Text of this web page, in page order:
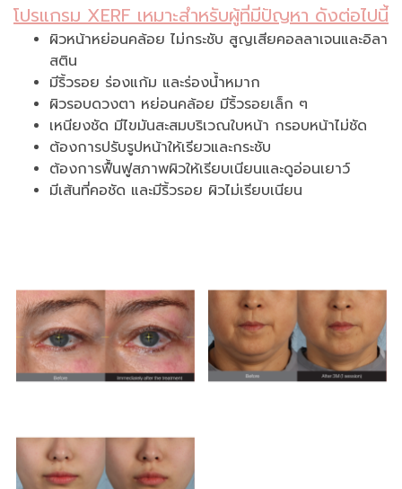
โปรแกรม XERF เหมาะสำหรับผู้ที่มีปัญหา ดังต่อไปนี้
ผิวหน้าหย่อนคล้อย ไม่กระชับ สูญเสียคอลลาเจนและอิลา
สติน
มีริ้วรอย ร่องแก้ม และร่องน้ำหมาก
ผิวรอบดวงตา หย่อนคล้อย มีริ้วรอยเล็ก ๆ
เหนียงชัด มีไขมันสะสมบริเวณใบหน้า กรอบหน้าไม่ชัด
ต้องการปรับรูปหน้าให้เรียวและกระชับ
ต้องการฟื้นฟูสภาพผิวให้เรียบเนียนและดูอ่อนเยาว์
มีเส้นที่คอชัด และมีริ้วรอย ผิวไม่เรียบเนียน